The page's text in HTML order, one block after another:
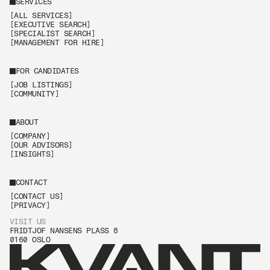
[ALL SERVICES]
[EXECUTIVE SEARCH]
[SPECIALIST SEARCH]
[MANAGEMENT FOR HIRE]
FOR CANDIDATES
[JOB LISTINGS]
[COMMUNITY]
ABOUT
[COMPANY]
[OUR ADVISORS]
[INSIGHTS]
CONTACT
[CONTACT US]
[PRIVACY]
VISIT US
FRIDTJOF NANSENS PLASS 8
0160 OSLO